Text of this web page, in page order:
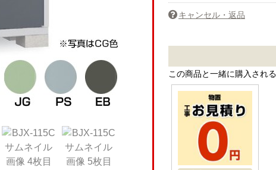
キャンセル・返品
この商品と一緒に購入され